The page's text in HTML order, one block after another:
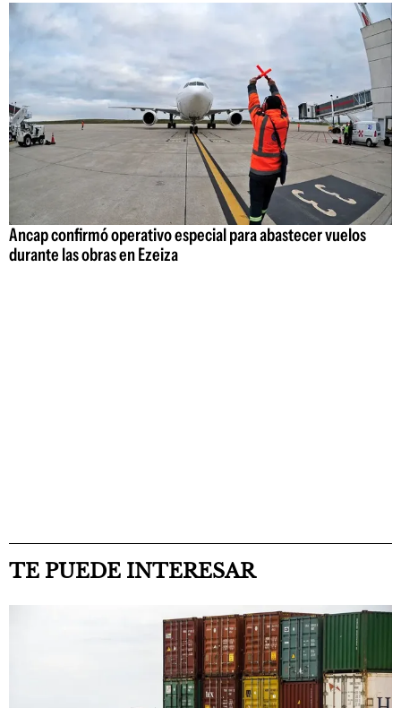
Ancap confirmó operativo especial para abastecer vuelos
durante las obras en Ezeiza
TE PUEDE INTERESAR